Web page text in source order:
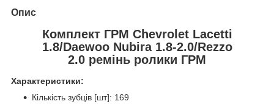
Опис
Комплект ГРМ Chevrolet Lacetti
1.8/Daewoo Nubira 1.8-2.0/Rezzo
2.0 ремінь ролики ГРМ
Характеристики:
Кількість зубців [шт]: 169